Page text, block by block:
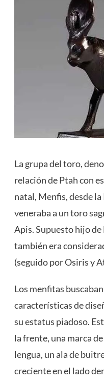
La grupa del toro,
relación de Ptah con
natal, Menfis, desde
veneraba a un toro
Apis. Supuesto hijo
también era
(seguido por Osiris y
Los menfitas
características de
su estatus piadoso.
la frente, una marca
lengua, un ala de
creciente en el lado